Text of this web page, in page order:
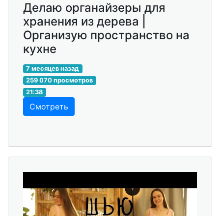
Делаю органайзеры для
хранения из дерева |
Организую пространство на
кухне
7 месяцев назад
259 070 просмотров
21:38
Смотреть